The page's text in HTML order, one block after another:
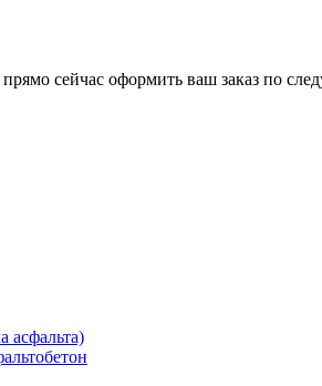
сейчас оформить ваш заказ по
асфальта)